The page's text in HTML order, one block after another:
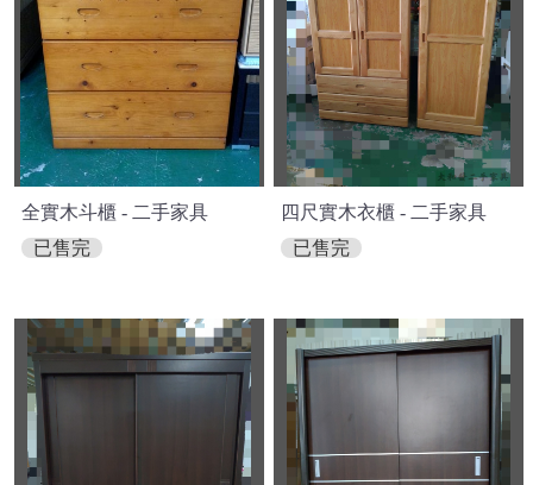
全實木斗櫃 - 二手家具
已售完
四尺實木衣櫃 - 二手家具
已售完